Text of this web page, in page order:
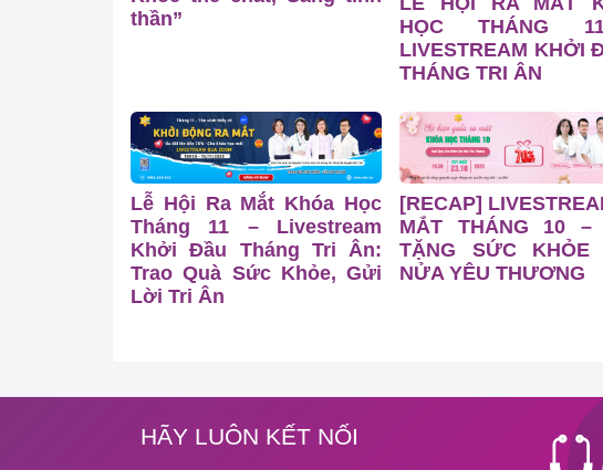
thần”
HỌC THÁNG
LIVESTREAM KHỞI
THÁNG TRI ÂN
Lễ Hội Ra Mắt Khóa Học
Tháng 11 – Livestream
Khởi Đầu Tháng Tri Ân:
Trao Quà Sức Khỏe, Gửi
Lời Tri Ân
[RECAP]
MẮT THÁNG 10 –
TẶNG SỨC KHỎE
NỬA YÊU THƯƠNG
HÃY LUÔN KẾT NỐI